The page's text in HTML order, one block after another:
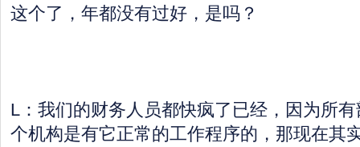
这个了，年都没有过好，是吗？
L：我们的财务人员都快疯了已经，因为所
个机构是有它正常的工作程序的，那现在其